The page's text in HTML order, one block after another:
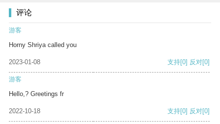
评论
游客
Horny Shriya called you
2023-01-08 支持[0] 反对[0]
游客
Hello,? Greetings fr
2022-10-18 支持[0] 反对[0]